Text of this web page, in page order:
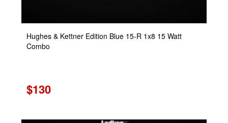
Hughes & Kettner Edition Blue 15-R 1x8 15 Watt
Combo
$130